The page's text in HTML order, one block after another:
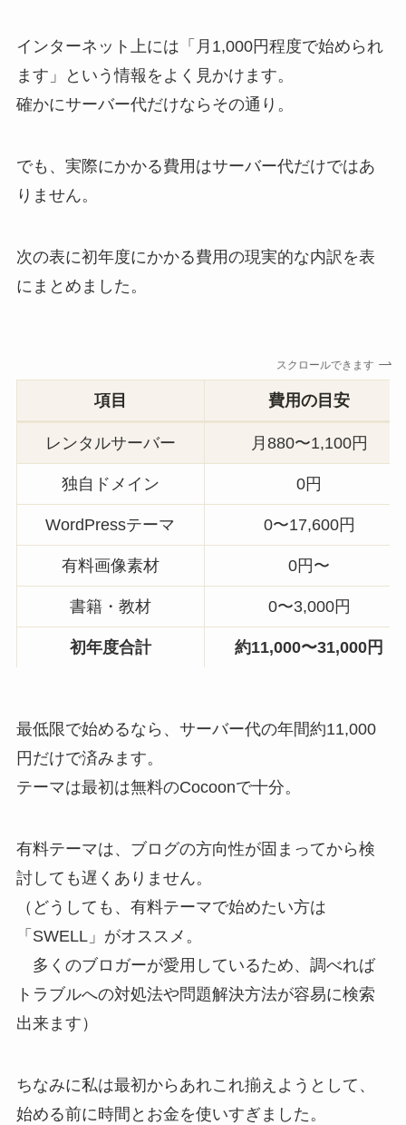
インターネット上には「月1,000円程度で始められ
ます」という情報をよく見かけます。
確かにサーバー代だけならその通り。
でも、実際にかかる費用はサーバー代だけではあ
りません。
次の表に初年度にかかる費用の現実的な内訳を表
にまとめました。
スクロールできます
項目 費用の目安
レンタルサーバー 月880〜1,100円
独自ドメイン 0円
WordPressテーマ 0〜17,600円
有料画像素材 0円〜
書籍・教材 0〜3,000円
初年度合計 約11,000〜31,000円
最低限で始めるなら、サーバー代の年間約11,000
円だけで済みます。
テーマは最初は無料のCocoonで十分。
有料テーマは、ブログの方向性が固まってから検
討しても遅くありません。
（どうしても、有料テーマで始めたい方は
「SWELL」がオススメ。
多くのブロガーが愛用しているため、調べれば
トラブルへの対処法や問題解決方法が容易に検索
出来ます）
ちなみに私は最初からあれこれ揃えようとして、
始める前に時間とお金を使いすぎました。